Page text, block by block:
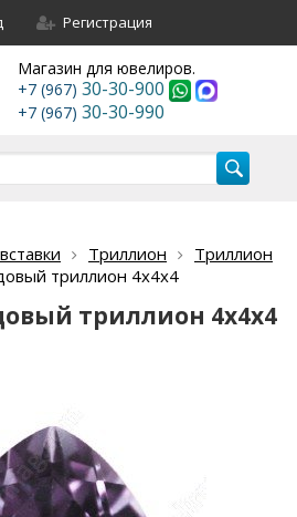
Регистрация
Магазин для ювелиров.
+7 (967) 30-30-900
+7 (967) 30-30-990
Триллион
Триллион
триллион 4х4х4
триллион 4х4х4